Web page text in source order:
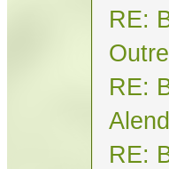
RE:
RE:
RE: